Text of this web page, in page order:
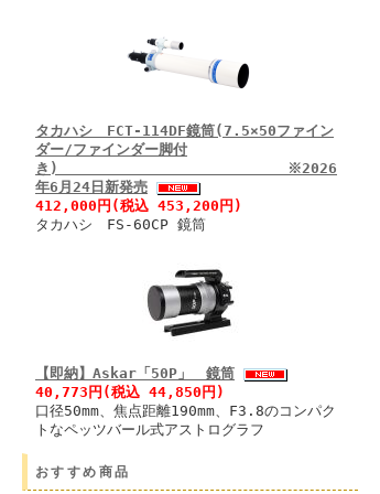
タカハシ FCT-114DF鏡筒(7.5×50ファイン
ダー/ファインダー脚付
き) ※2026
年6月24日新発売
412,000円(税込 453,200円)
タカハシ FS-60CP 鏡筒
【即納】Askar「50P」 鏡筒
40,773円(税込 44,850円)
口径50mm、焦点距離190mm、F3.8のコンパク
トなペッツバール式アストログラフ
おすすめ商品